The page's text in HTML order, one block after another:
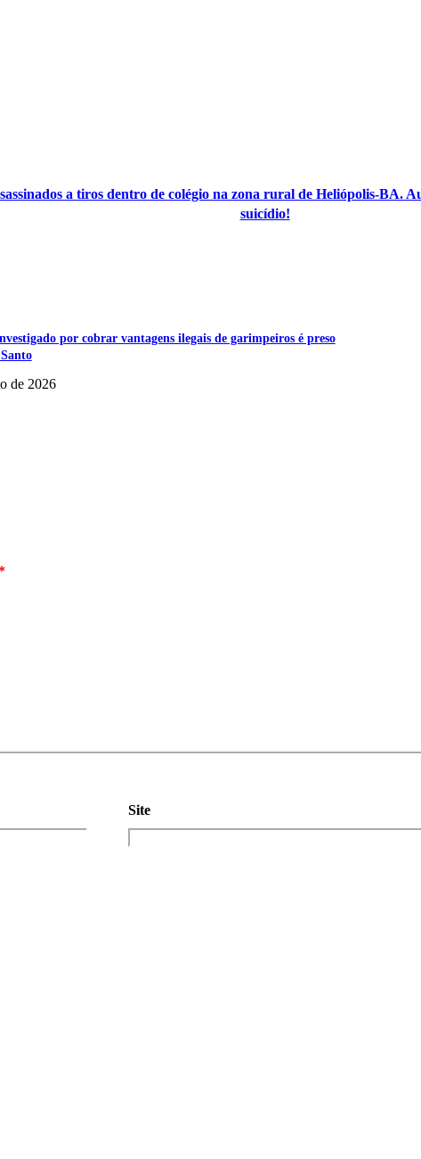
a tiros dentro de colégio na zona rural de Heliópolis-BA.
suicídio!
por cobrar vantagens ilegais de garimpeiros é preso
de 2026
Site